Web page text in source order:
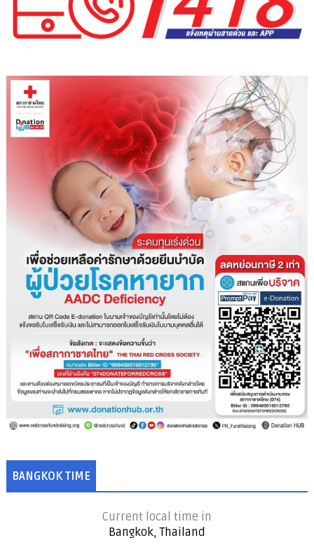
BANGKOK TIME
Current local time in
Bangkok, Thailand